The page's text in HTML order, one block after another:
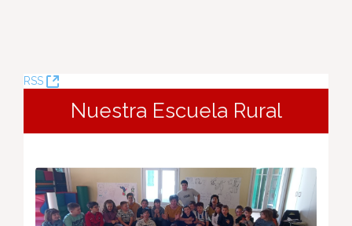
RSS
(Opens
Window)
Nuestra Escuela Rural